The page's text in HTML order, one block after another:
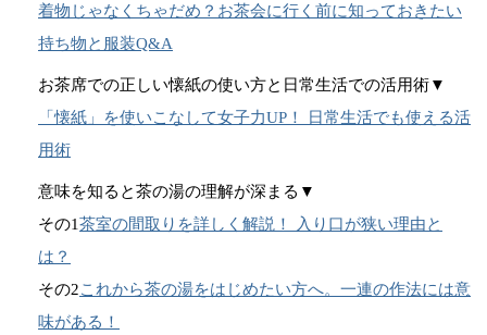
着物じゃなくちゃだめ？お茶会に行く前に知っておきたい
持ち物と服装Q&A
お茶席での正しい懐紙の使い方と日常生活での活用術▼
「懐紙」を使いこなして女子力UP！ 日常生活でも使える活
用術
意味を知ると茶の湯の理解が深まる▼
その1茶室の間取りを詳しく解説！ 入り口が狭い理由と
は？
その2これから茶の湯をはじめたい方へ。一連の作法には意
味がある！